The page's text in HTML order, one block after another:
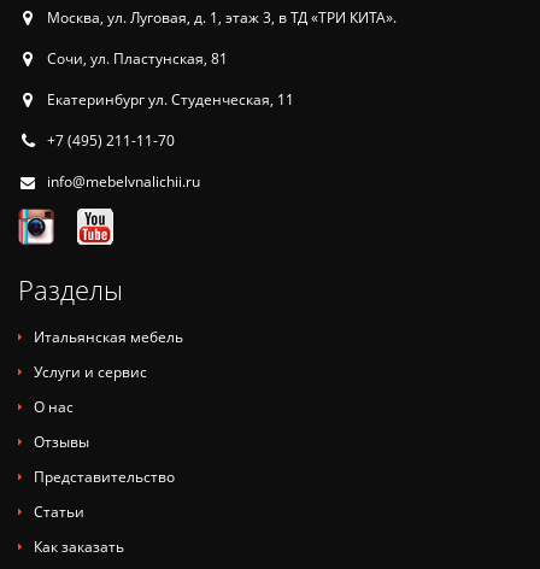
Москва, ул. Луговая, д. 1, этаж 3, в ТД «ТРИ КИТА».
Сочи, ул. Пластунская, 81
Екатеринбург ул. Студенческая, 11
+7 (495) 211-11-70
info@mebelvnalichii.ru
Разделы
Итальянская мебель
Услуги и сервис
О нас
Отзывы
Представительство
Статьи
Как заказать